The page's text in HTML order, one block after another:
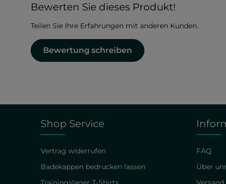
Durchschnittliche Bewertung von 0 von 5 Sternen
Bewerten Sie dieses Produkt!
Teilen Sie Ihre Erfahrungen mit anderen Kunden.
Bewertung schreiben
Shop Service
Vertrag widerrufen
Badekappen bedrucken lassen
FAQ
Über